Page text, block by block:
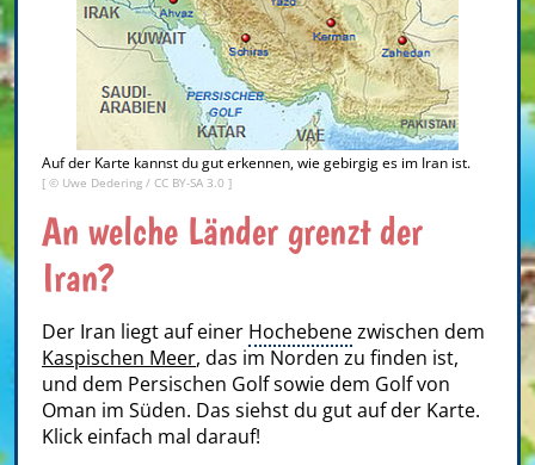
Auf der Karte kannst du gut erkennen, wie gebirgig es im Iran ist.
[ © Uwe Dedering / CC BY-SA 3.0 ]
An welche Länder grenzt der
Iran?
Der Iran liegt auf einer Hochebenezwischen dem
Kaspischen Meer, das im Norden zu finden ist,
und dem Persischen Golf sowie dem Golf von
Oman im Süden. Das siehst du gut auf der Karte.
Klick einfach mal darauf!